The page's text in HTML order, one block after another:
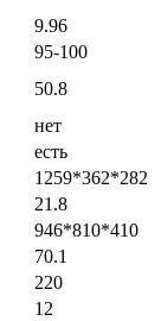
9.96
95-100
50.8
нет
есть
1259*362*282
21.8
946*810*410
70.1
220
12